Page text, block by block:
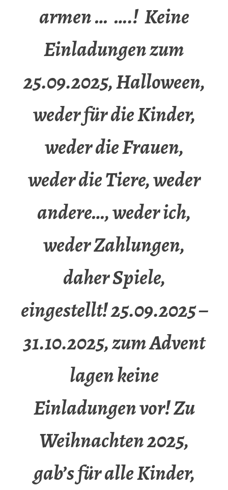
armen … ….! Keine
Einladungen zum
25.09.2025, Halloween,
weder für die Kinder,
weder die Frauen,
weder die Tiere, weder
andere…, weder ich,
weder Zahlungen,
daher Spiele,
eingestellt! 25.09.2025 –
31.10.2025, zum Advent
lagen keine
Einladungen vor! Zu
Weihnachten 2025,
gab’s für alle Kinder,